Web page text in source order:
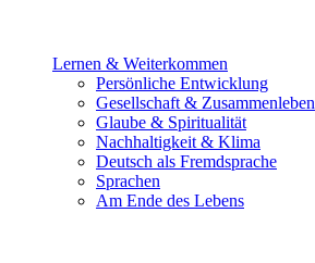
Lernen & Weiterkommen
Persönliche Entwicklung
Gesellschaft & Zusammenleben
Glaube & Spiritualität
Nachhaltigkeit & Klima
Deutsch als Fremdsprache
Sprachen
Am Ende des Lebens